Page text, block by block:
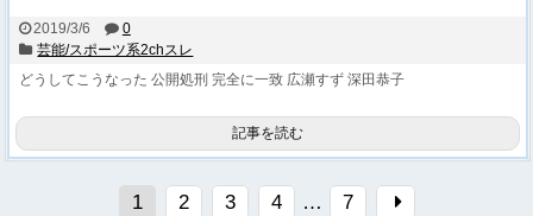
2019/3/6
0
芸能/スポーツ系2chスレ
どうしてこうなった 公開処刑 完全に一致 広瀬すず 深田恭子
記事を読む
1 2 3 4 … 7